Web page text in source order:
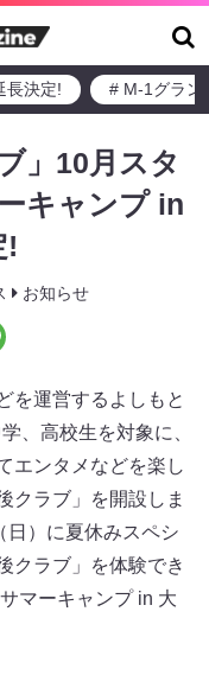
長決定! # M-1グラン
」10月スタ
キャンプ in
!
お知らせ
を運営するよしもと
、高校生を対象に、
エンタメなどを楽し
クラブ」を開設しま
日）に夏休みスペシ
クラブ」を体験でき
マーキャンプ in 大